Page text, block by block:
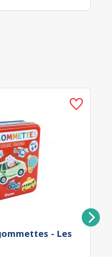
- Les